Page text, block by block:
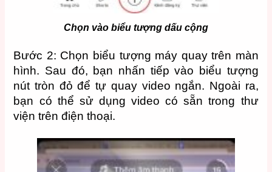
Chọn vào biểu tượng dấu cộng
Bước 2: Chọn biểu tượng máy quay trên màn
hình. Sau đó, bạn nhấn tiếp vào biểu tượng
nút tròn đỏ để tự quay video ngắn. Ngoài ra,
bạn có thể sử dụng video có sẵn trong thư
viện trên điện thoại.